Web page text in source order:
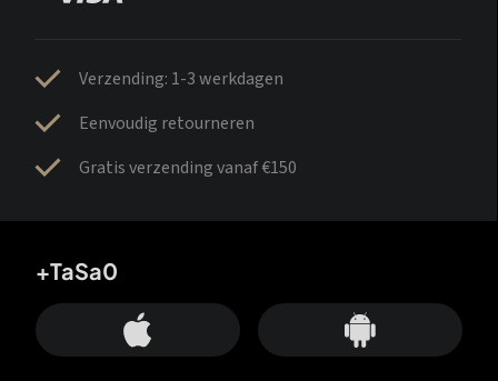
Verzending: 1-3 werkdagen
Eenvoudig retourneren
Gratis verzending vanaf €150
+TaSa0